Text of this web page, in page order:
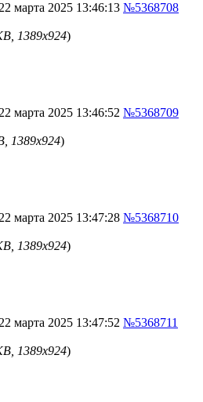
марта 2025 13:46:13 №5368708
1389x924)
марта 2025 13:46:52 №5368709
1389x924)
марта 2025 13:47:28 №5368710
1389x924)
марта 2025 13:47:52 №5368711
1389x924)